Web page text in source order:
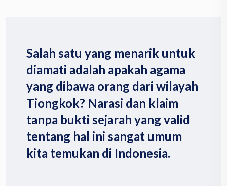
Salah satu yang menarik untuk
diamati adalah apakah agama
yang dibawa orang dari wilayah
Tiongkok? Narasi dan klaim
tanpa bukti sejarah yang valid
tentang hal ini sangat umum
kita temukan di Indonesia.